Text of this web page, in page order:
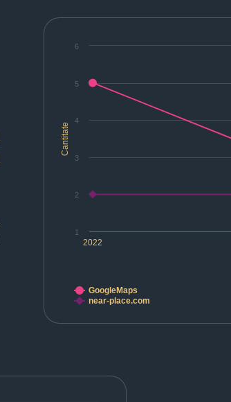
Cantitate
2022
1
2
3
4
5
6
GoogleMaps
near-place.com